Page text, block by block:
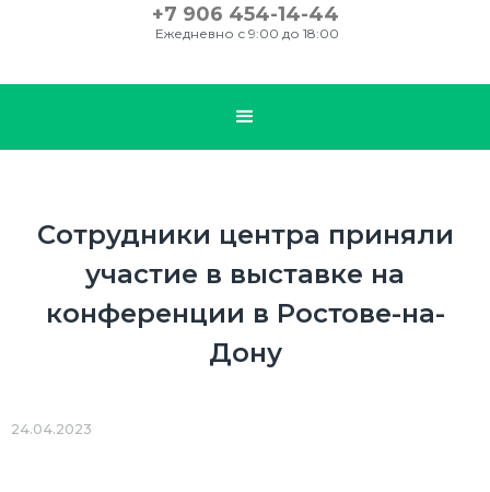
+7 906 454-14-44
Ежедневно с 9:00 до 18:00
Сотрудники центра приняли
участие в выставке на
конференции в Ростове-на-
Дону
24.04.2023